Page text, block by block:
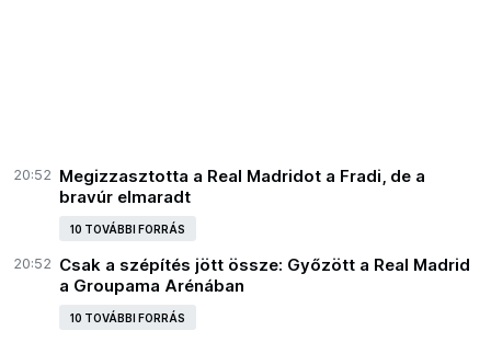
20:52 Megizzasztotta a Real Madridot a Fradi, de a
bravúr elmaradt
10 TOVÁBBI FORRÁS
20:52 Csak a szépítés jött össze: Győzött a Real Madrid
a Groupama Arénában
10 TOVÁBBI FORRÁS